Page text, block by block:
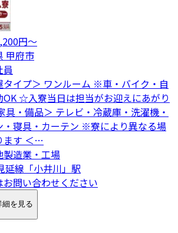
円〜
甲府市
員
タイプ＞ ワンルーム ※車・バイク・自
OK ☆入寮当日は担当がお迎えにあがり
具・備品＞ テレビ・冷蔵庫・洗濯機・
・寝具・カーテン ※寮により異なる場
ます ＜…
製造業・工場
線「小井川」駅
お問い合わせください
細を見る